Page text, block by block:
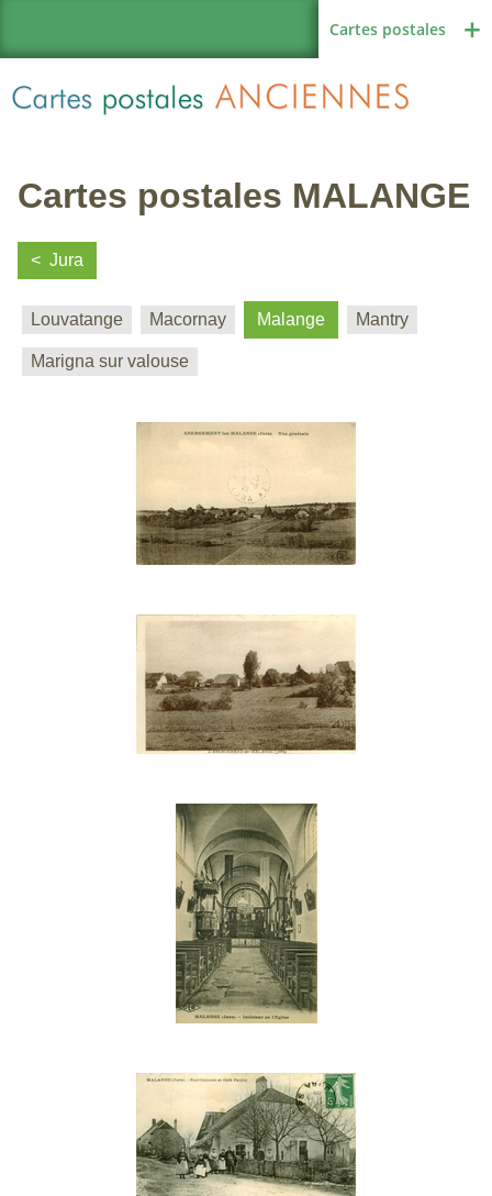
Cartes postales
Autres pays
Thèmes
Cartes postales MALANGE
Jura
Louvatange Macornay Malange Mantry
Marigna sur valouse